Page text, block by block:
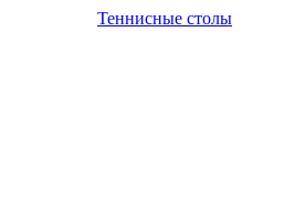
Теннисные столы